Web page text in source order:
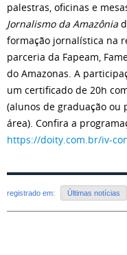
palestras, oficinas e
Jornalismo da Amazônia
formação jornalística na
parceria da Fapeam,
do Amazonas. A
um certificado de 20h
(alunos de graduação ou
área). Confira a
https://doity.com.br/iv-
registrado em: Últimas notícias